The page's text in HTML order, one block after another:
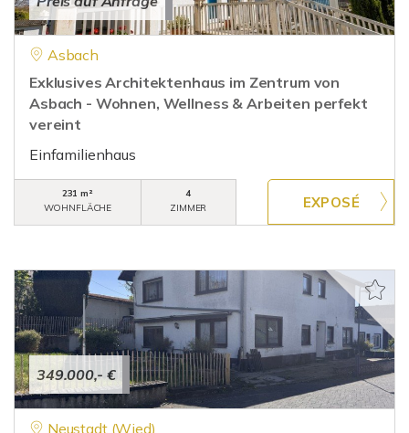
Asbach
Exklusives Architektenhaus im Zentrum von
Asbach - Wohnen, Wellness & Arbeiten perfekt
vereint
Einfamilienhaus
231 m²
WOHNFLÄCHE
4
ZIMMER
349.000,- €
Neustadt (Wied)